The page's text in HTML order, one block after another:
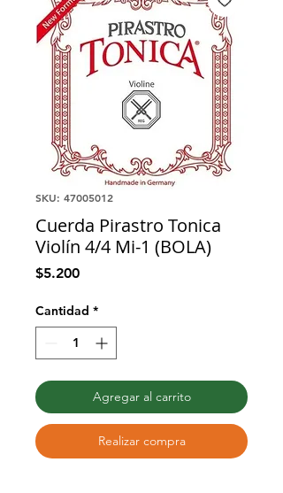
SKU: 47005012
Cuerda Pirastro Tonica
Violín 4/4 Mi-1 (BOLA)
$5.200Precio
Cantidad *
Agregar al carrito
Realizar compra